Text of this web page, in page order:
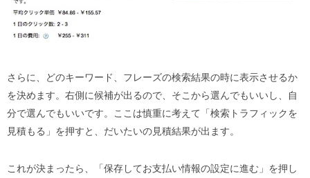
さらに、どのキーワード、フレーズの検索結果の時に表示させるか
を決めます。右側に候補が出るので、そこから選んでもいいし、自
分で選んでもいいです。ここは慎重に考えて「検索トラフィックを
見積もる」を押すと、だいたいの見積結果が出ます。
これが決まったら、「保存してお支払い情報の設定に進む」を押し